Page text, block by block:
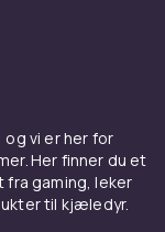
til
og
og vi er her for
Her finner du et
gaming, leker
til kjæledyr.